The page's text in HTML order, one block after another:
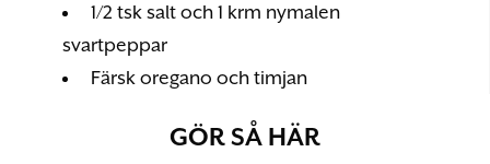
1/2 tsk salt och 1 krm nymalen
svartpeppar
Färsk oregano och timjan
GÖR SÅ HÄR